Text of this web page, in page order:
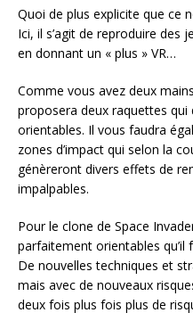
Quoi de plus explicite que ce
Ici, il s’agit de reproduire des
en donnant un « plus » VR…
Comme vous avez deux
proposera deux raquettes
orientables. Il vous faudra
zones d’impact qui selon la
génèreront divers effets de
impalpables.
Pour le clone de Space
parfaitement orientables
De nouvelles techniques et
mais avec de nouveaux
deux fois plus fois plus de